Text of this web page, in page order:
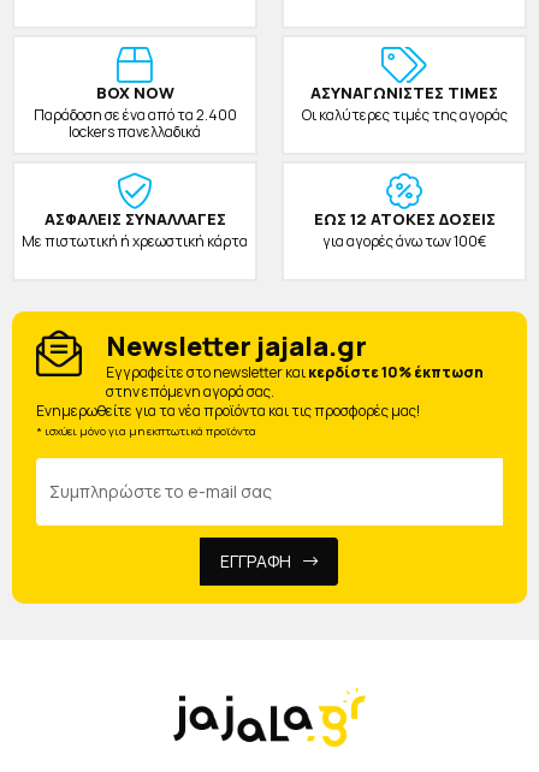
BOX NOW
Παράδοση σε ένα από τα 2.400
lockers πανελλαδικά
ΑΣΥΝΑΓΩΝΙΣΤΕΣ ΤΙΜΕΣ
Οι καλύτερες τιμές της αγοράς
ΑΣΦΑΛΕΙΣ ΣΥΝΑΛΛΑΓΕΣ
Με πιστωτική ή χρεωστική κάρτα
ΕΩΣ 12 ΑΤΟΚΕΣ ΔΟΣΕΙΣ
για αγορές άνω των 100€
Newsletter jajala.gr
Eγγραφείτε στο newsletter καικερδίστε 10% έκπτωση
στην επόμενη αγορά σας.
Ενημερωθείτε για τα νέα προϊόντα και τις προσφορές μας!
* ισχύει μόνο για μη εκπτωτικά προϊόντα
ΕΓΓΡΑΦΗ